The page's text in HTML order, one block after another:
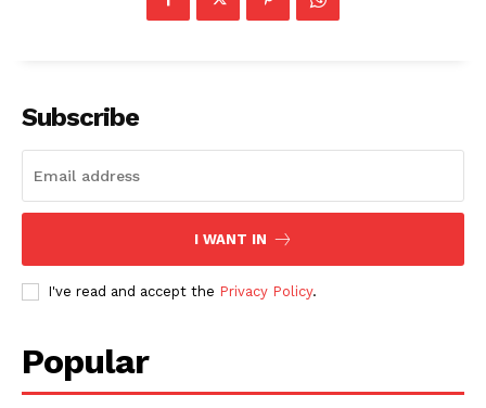
Subscribe
I WANT IN
I've read and accept the Privacy Policy.
Popular